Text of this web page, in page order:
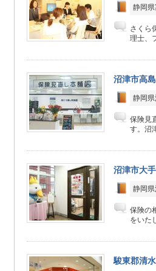
静岡県
さくら
理士、
沼津市高
静岡
保険見
す。沼
沼津市大
静岡
保険の
をいた
駿東郡清